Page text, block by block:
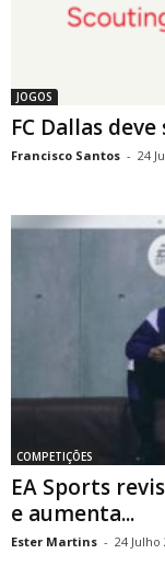
JOGOS
FC Dallas
Francisco Santos - 24
COMPETIÇÕES
EA Sports
e aumenta...
Ester Martins - 24 Julho